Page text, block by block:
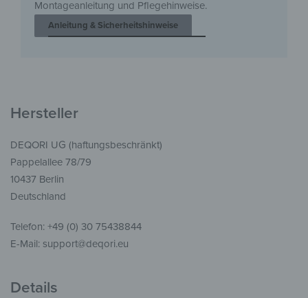
Montageanleitung und Pflegehinweise.
Anleitung & Sicherheitshinweise
Hersteller
DEQORI UG (haftungsbeschränkt)
Pappelallee 78/79
10437 Berlin
Deutschland
Telefon: +49 (0) 30 75438844
E-Mail: support@deqori.eu
Details